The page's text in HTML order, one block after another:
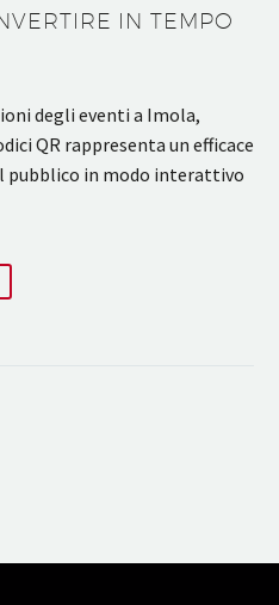
IN TEMPO
degli eventi a Imola,
QR rappresenta un efficace
pubblico in modo interattivo